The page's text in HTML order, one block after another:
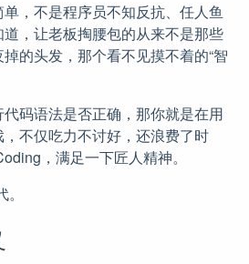
，不是程序员不知反抗、任人鱼
，让老板掏腰包的从来不是那些
的头发，那个看不见摸不着的“智
码语法是否正确，那你就是在用
不仅吃力不讨好，还浪费了时
，满足一下匠人精神。